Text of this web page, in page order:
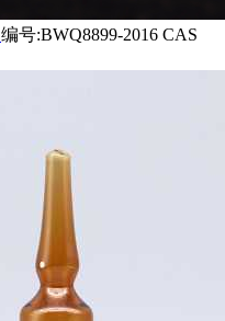
编号:BWQ8899-2016 CAS